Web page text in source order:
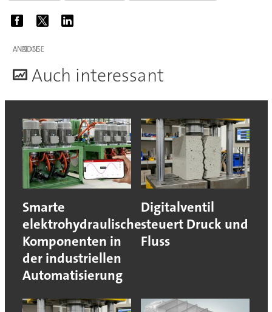
ANZEIGE
Auch interessant
Smarte
elektrohydraulische
Komponenten in
der industriellen
Automatisierung
Digitalventil
steuert Druck und
Fluss